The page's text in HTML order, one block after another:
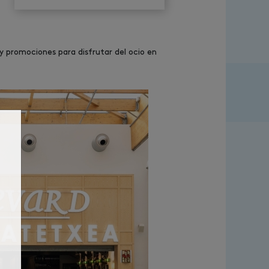
promociones para disfrutar del ocio en